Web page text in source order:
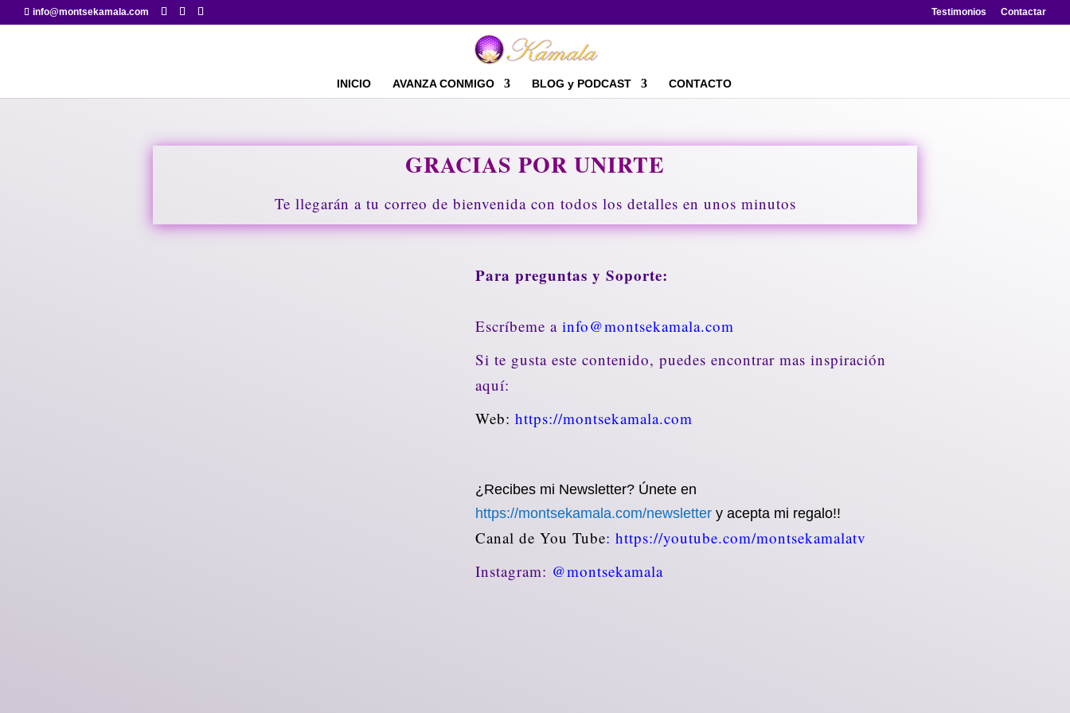
info@montsekamala.com Testimonios Contactar
INICIO AVANZA CONMIGO BLOG y PODCAST CONTACTO
GRACIAS POR UNIRTE
Te llegarán a tu correo de bienvenida con todos los detalles en unos minutos
Para preguntas y Soporte:
Escríbeme ainfo@montsekamala.com
Si te gusta este contenido, puedes encontrar mas inspiración
aquí:
Web: https://montsekamala.com
¿Recibes mi Newsletter? Únete en
https://montsekamala.com/newslettery acepta mi regalo!!
Canal de You Tube: https://youtube.com/montsekamalatv
Instagram: @montsekamala